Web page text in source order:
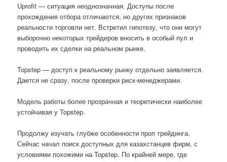
Uprofit — ситуация неоднозначная. Доступы после
прохождения отбора отличаются, но других признаков
реальности торговли нет. Встретил гипотезу, что они могут
выборочно некоторых трейдеров вносить в особый пул и
проводить их сделки на реальном рынке.
Topstep — доступ к реальному рынку отдельно заявляется.
Дается не сразу, после проверки риск-менеджерами.
Модель работы более прозрачная и теоретически наиболее
устойчивая у Topstep.
Продолжу изучать глубже особенности проп трейдинга.
Сейчас начал поиск доступных для казахстанцев фирм, с
условиями похожими на Topstep. По крайней мере, где